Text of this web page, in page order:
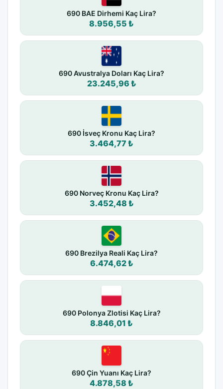
690 BAE Dirhemi Kaç Lira?
8.956,55 ₺
690 Avustralya Doları Kaç Lira?
23.245,96 ₺
690 İsveç Kronu Kaç Lira?
3.464,77 ₺
690 Norveç Kronu Kaç Lira?
3.452,48 ₺
690 Brezilya Reali Kaç Lira?
6.474,62 ₺
690 Polonya Zlotisi Kaç Lira?
8.846,01 ₺
690 Çin Yuanı Kaç Lira?
4.878,58 ₺